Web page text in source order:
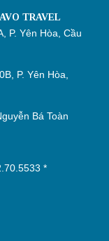
TRAVEL
P. Yên Hòa, Cầu
P. Yên Hòa,
Bá Toàn
*